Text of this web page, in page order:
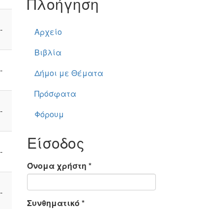
Αρχείο
Βιβλία
Δήμοι με Θέματα
Πρόσφατα
Φόρουμ
Είσοδος
Όνομα χρήστη *
Συνθηματικό *